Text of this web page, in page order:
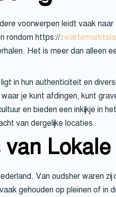
voorwerpen leidt vaak
rondom https://
Het is meer dan alleen
in hun authenticiteit en
je kunt afdingen, kunt
en bieden een inkijkje in
van dergelijke locaties.
Van oudsher waren
gehouden op pleinen of in